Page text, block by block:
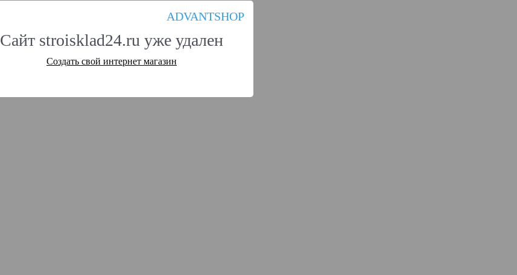
ADVANTSHOP
Сайт stroisklad24.ru уже удален
Создать свой интернет магазин